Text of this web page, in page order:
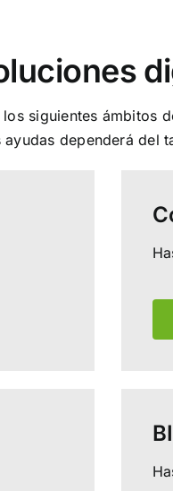
siguientes ámbitos
dependerá del